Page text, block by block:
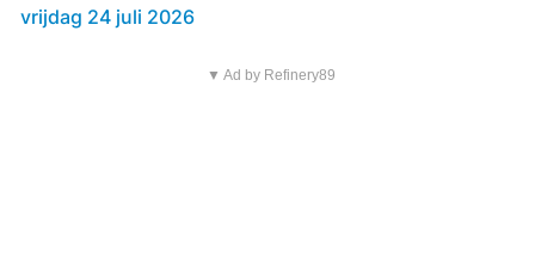
vrijdag 24 juli 2026
▼ Ad by Refinery89